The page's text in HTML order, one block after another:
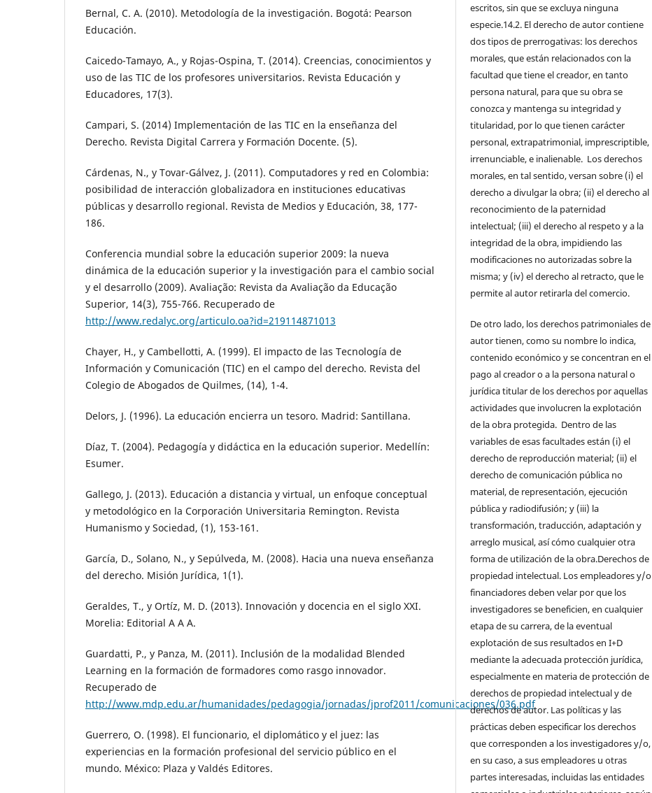
Bernal, C. A. (2010). Metodología de la investigación. Bogotá: Pearson
Educación.
Caicedo-Tamayo, A., y Rojas-Ospina, T. (2014). Creencias, conocimientos y
uso de las TIC de los profesores universitarios. Revista Educación y
Educadores, 17(3).
Campari, S. (2014) Implementación de las TIC en la enseñanza del
Derecho. Revista Digital Carrera y Formación Docente. (5).
Cárdenas, N., y Tovar-Gálvez, J. (2011). Computadores y red en Colombia:
posibilidad de interacción globalizadora en instituciones educativas
públicas y desarrollo regional. Revista de Medios y Educación, 38, 177-
186.
Conferencia mundial sobre la educación superior 2009: la nueva
dinámica de la educación superior y la investigación para el cambio social
y el desarrollo (2009). Avaliação: Revista da Avaliação da Educação
Superior, 14(3), 755-766. Recuperado de
http://www.redalyc.org/articulo.oa?id=219114871013
Chayer, H., y Cambellotti, A. (1999). El impacto de las Tecnología de
Información y Comunicación (TIC) en el campo del derecho. Revista del
Colegio de Abogados de Quilmes, (14), 1-4.
Delors, J. (1996). La educación encierra un tesoro. Madrid: Santillana.
Díaz, T. (2004). Pedagogía y didáctica en la educación superior. Medellín:
Esumer.
Gallego, J. (2013). Educación a distancia y virtual, un enfoque conceptual
y metodológico en la Corporación Universitaria Remington. Revista
Humanismo y Sociedad, (1), 153-161.
García, D., Solano, N., y Sepúlveda, M. (2008). Hacia una nueva enseñanza
del derecho. Misión Jurídica, 1(1).
Geraldes, T., y Ortíz, M. D. (2013). Innovación y docencia en el siglo XXI.
Morelia: Editorial A A A.
Guardatti, P., y Panza, M. (2011). Inclusión de la modalidad Blended
Learning en la formación de formadores como rasgo innovador.
Recuperado de
http://www.mdp.edu.ar/humanidades/pedagogia/jornadas/jprof2011/comunicaciones/036.pdf
Guerrero, O. (1998). El funcionario, el diplomático y el juez: las
experiencias en la formación profesional del servicio público en el
mundo. México: Plaza y Valdés Editores.
escritos, sin que se excluya ninguna
especie.14.2. El derecho de autor contiene
dos tipos de prerrogativas: los derechos
morales, que están relacionados con la
facultad que tiene el creador, en tanto
persona natural, para que su obra se
conozca y mantenga su integridad y
titularidad, por lo que tienen carácter
personal, extrapatrimonial, imprescriptible,
irrenunciable, e inalienable. Los derechos
morales, en tal sentido, versan sobre (i) el
derecho a divulgar la obra; (ii) el derecho al
reconocimiento de la paternidad
intelectual; (iii) el derecho al respeto y a la
integridad de la obra, impidiendo las
modificaciones no autorizadas sobre la
misma; y (iv) el derecho al retracto, que le
permite al autor retirarla del comercio.
De otro lado, los derechos patrimoniales de
autor tienen, como su nombre lo indica,
contenido económico y se concentran en el
pago al creador o a la persona natural o
jurídica titular de los derechos por aquellas
actividades que involucren la explotación
de la obra protegida. Dentro de las
variables de esas facultades están (i) el
derecho de reproducción material; (ii) el
derecho de comunicación pública no
material, de representación, ejecución
pública y radiodifusión; y (iii) la
transformación, traducción, adaptación y
arreglo musical, así cómo cualquier otra
forma de utilización de la obra.Derechos de
propiedad intelectual. Los empleadores y/o
financiadores deben velar por que los
investigadores se beneficien, en cualquier
etapa de su carrera, de la eventual
explotación de sus resultados en I+D
mediante la adecuada protección jurídica,
especialmente en materia de protección de
derechos de propiedad intelectual y de
derechos de autor. Las políticas y las
prácticas deben especificar los derechos
que corresponden a los investigadores y/o,
en su caso, a sus empleadores u otras
partes interesadas, incluidas las entidades